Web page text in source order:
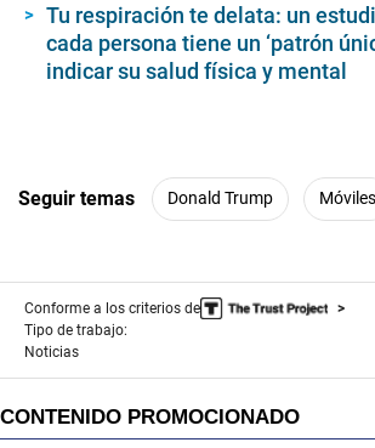
Tu respiración te delata: un
cada persona tiene un ‘patrón
indicar su salud física y mental
Seguir temas Donald Trump Móviles
Conforme a los criterios de
Tipo de trabajo:
Noticias